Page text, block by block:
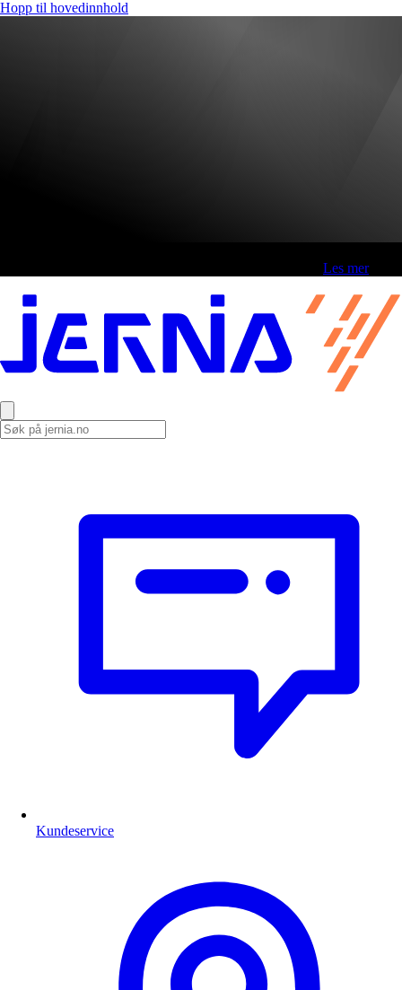
Hopp til hovedinnhold
Les mer
Kundeservice